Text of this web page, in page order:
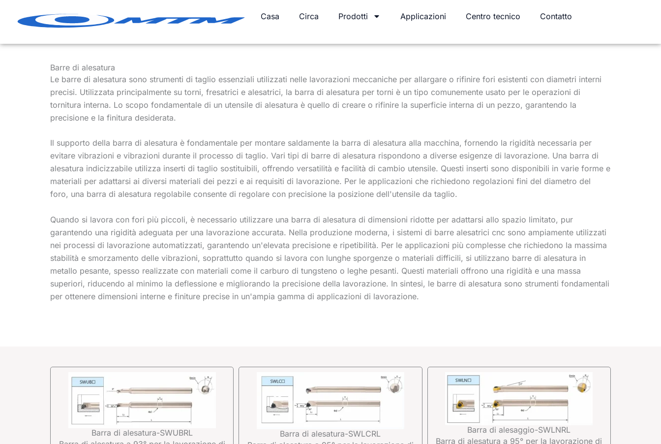
Casa Circa Prodotti Applicazioni Centro tecnico Contatto
Barre di alesatura
Le barre di alesatura sono strumenti di taglio essenziali utilizzati nelle lavorazioni meccaniche per allargare o rifinire fori esistenti con diametri interni
precisi. Utilizzata principalmente su torni, fresatrici e alesatrici, la barra di alesatura per torni è un tipo comunemente usato per le operazioni di
tornitura interna. Lo scopo fondamentale di un utensile di alesatura è quello di creare o rifinire la superficie interna di un pezzo, garantendo la
precisione e la finitura desiderata.
Il supporto della barra di alesatura è fondamentale per montare saldamente la barra di alesatura alla macchina, fornendo la rigidità necessaria per
evitare vibrazioni e vibrazioni durante il processo di taglio. Vari tipi di barre di alesatura rispondono a diverse esigenze di lavorazione. Una barra di
alesatura indicizzabile utilizza inserti di taglio sostituibili, offrendo versatilità e facilità di cambio utensile. Questi inserti sono disponibili in varie forme e
materiali per adattarsi ai diversi materiali dei pezzi e ai requisiti di lavorazione. Per le applicazioni che richiedono regolazioni fini del diametro del
foro, una barra di alesatura regolabile consente di regolare con precisione la posizione dell'utensile da taglio.
Quando si lavora con fori più piccoli, è necessario utilizzare una barra di alesatura di dimensioni ridotte per adattarsi allo spazio limitato, pur
garantendo una rigidità adeguata per una lavorazione accurata. Nella produzione moderna, i sistemi di barre alesatrici cnc sono ampiamente utilizzati
nei processi di lavorazione automatizzati, garantendo un'elevata precisione e ripetibilità. Per le applicazioni più complesse che richiedono la massima
stabilità e smorzamento delle vibrazioni, soprattutto quando si lavora con lunghe sporgenze o materiali difficili, si utilizzano barre di alesatura in
metallo pesante, spesso realizzate con materiali come il carburo di tungsteno o leghe pesanti. Questi materiali offrono una rigidità e una massa
superiori, riducendo al minimo la deflessione e migliorando la precisione della lavorazione. In sintesi, le barre di alesatura sono strumenti fondamentali
per ottenere dimensioni interne e finiture precise in un'ampia gamma di applicazioni di lavorazione.
Barra di alesatura-SWUBRL
Barra di alesatura-SWLCRL
Barra di alesaggio-SWLNRL
Barra di alesatura a 95° per la lavorazione di
a
i
n
a
a
g
i
n
a